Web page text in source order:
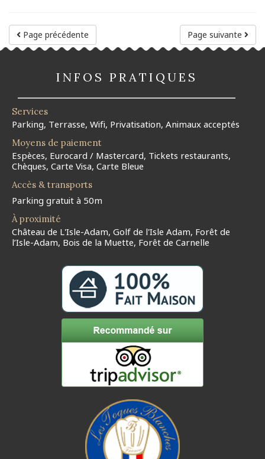
Page suivante
Page précédente
INFOS PRATIQUES
Services
Parking, Terrasse, Wifi, Privatisation, Animaux acceptés
Moyens de paiement
Espèces, Eurocard / Mastercard, Tickets restaurants,
Chèques, Carte Visa, Carte Bleue
Accès & transports
Parking gratuit à 50m
À proximité
Château de L'Isle-Adam, Golf de l'Isle Adam, Forêt de
l’Isle-Adam, Bois de la Muette, Forêt de Carnelle